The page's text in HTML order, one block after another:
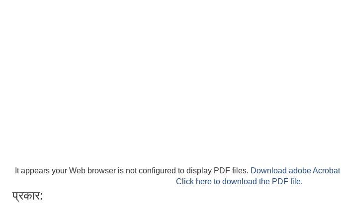
It appears your Web browser is not configured to display PDF files. Download adobe Acrobat
Click here to download the PDF file.
प्रकार: